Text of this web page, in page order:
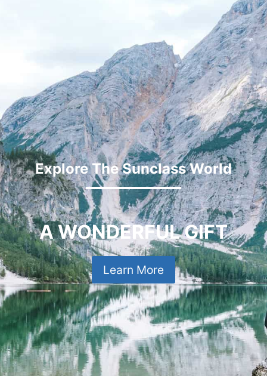
Explore The Sunclass World
A WONDERFUL GIFT
Learn More